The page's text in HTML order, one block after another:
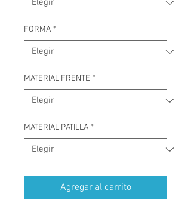
FORMA *
MATERIAL FRENTE *
MATERIAL PATILLA *
Agregar al carrito